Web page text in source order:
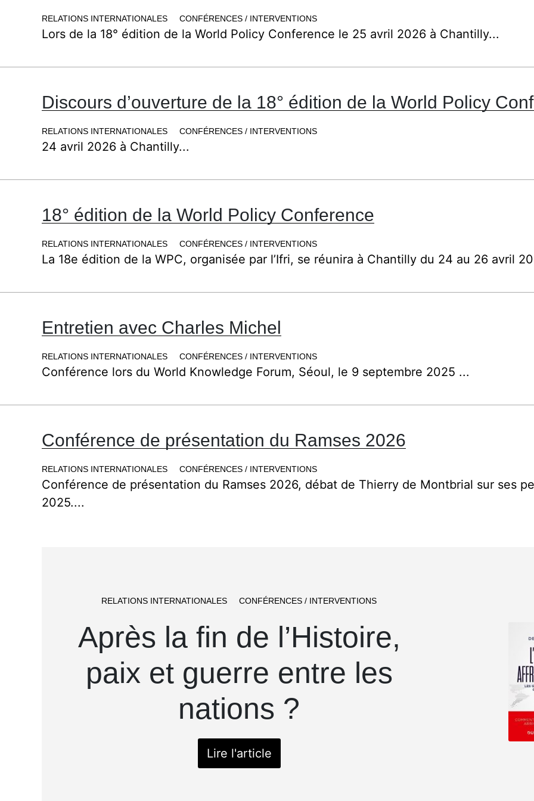
RELATIONS INTERNATIONALES CONFÉRENCES / INTERVENTIONS
Lors de la 18° édition de la World Policy Conference le 25 avril 2026 à Chantilly...
Discours d’ouverture de la 18° édition de la World Policy
RELATIONS INTERNATIONALES CONFÉRENCES / INTERVENTIONS
24 avril 2026 à Chantilly...
18° édition de la World Policy Conference
RELATIONS INTERNATIONALES CONFÉRENCES / INTERVENTIONS
La 18e édition de la WPC, organisée par l’Ifri, se réunira à Chantilly du 24 au 26 avril
Entretien avec Charles Michel
RELATIONS INTERNATIONALES CONFÉRENCES / INTERVENTIONS
Conférence lors du World Knowledge Forum, Séoul, le 9 septembre 2025 ...
Conférence de présentation du Ramses 2026
RELATIONS INTERNATIONALES CONFÉRENCES / INTERVENTIONS
Conférence de présentation du Ramses 2026, débat de Thierry de Montbrial sur ses
2025....
RELATIONS INTERNATIONALES CONFÉRENCES / INTERVENTIONS
Après la fin de l’Histoire,
paix et guerre entre les
nations ?
Lire l'article